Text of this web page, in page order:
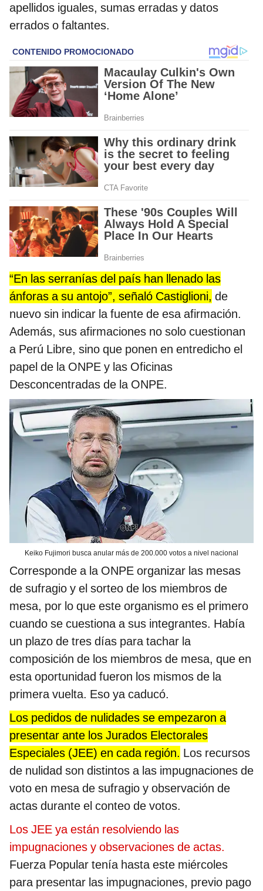
apellidos iguales, sumas erradas y datos
errados o faltantes.
“En las serranías del país han llenado las
ánforas a su antojo”, señaló Castiglioni, de
nuevo sin indicar la fuente de esa afirmación.
Además, sus afirmaciones no solo cuestionan
a Perú Libre, sino que ponen en entredicho el
papel de la ONPE y las Oficinas
Desconcentradas de la ONPE.
Keiko Fujimori busca anular más de 200.000 votos a nivel nacional
Corresponde a la ONPE organizar las mesas
de sufragio y el sorteo de los miembros de
mesa, por lo que este organismo es el primero
cuando se cuestiona a sus integrantes. Había
un plazo de tres días para tachar la
composición de los miembros de mesa, que en
esta oportunidad fueron los mismos de la
primera vuelta. Eso ya caducó.
Los pedidos de nulidades se empezaron a
presentar ante los Jurados Electorales
Especiales (JEE) en cada región. Los recursos
de nulidad son distintos a las impugnaciones de
voto en mesa de sufragio y observación de
actas durante el conteo de votos.
Los JEE ya están resolviendo las
impugnaciones y observaciones de actas.
Fuerza Popular tenía hasta este miércoles
para presentar las impugnaciones, previo pago